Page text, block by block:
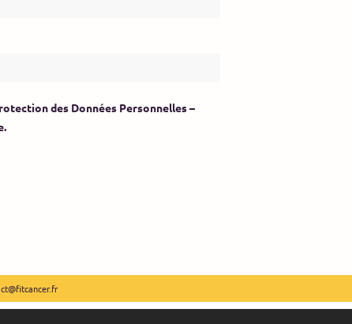
des Données Personnelles –